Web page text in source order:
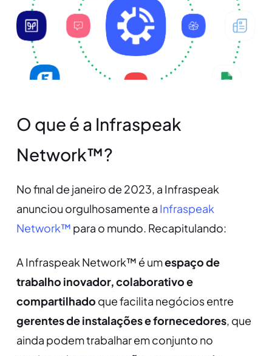
O que é a Infraspeak
Network™?
No final de janeiro de 2023, a Infraspeak
anunciou orgulhosamente a Infraspeak
Network™ para o mundo. Recapitulando:
A Infraspeak Network™ é umespaço de
trabalho inovador, colaborativo e
compartilhado que facilita negócios entre
gerentes de instalações e fornecedores, que
ainda podem trabalhar em conjunto no